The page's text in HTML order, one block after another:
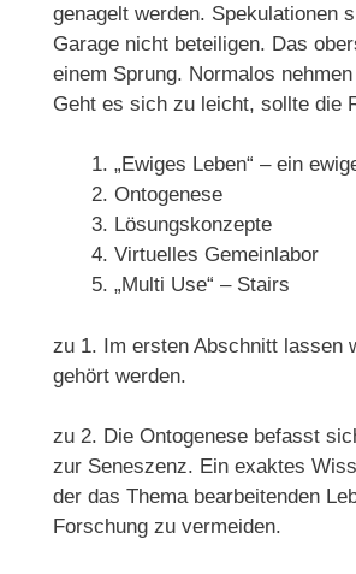
genagelt werden. Spekulationen
Garage nicht beteiligen. Das
einem Sprung. Normalos
Geht es sich zu leicht, sollte die
„Ewiges Leben“ – ein
Ontogenese
Lösungskonzepte
Virtuelles Gemeinlabor
„Multi Use“ – Stairs
zu 1. Im ersten Abschnitt lassen
gehört werden.
zu 2. Die Ontogenese befasst
zur Seneszenz. Ein exaktes
der das Thema bearbeitenden
Forschung zu vermeiden.